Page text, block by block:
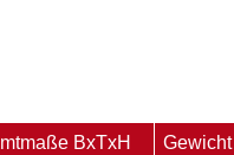
BxTxH
Gewicht